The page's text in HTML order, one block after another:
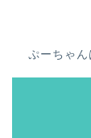
ぷーちゃ